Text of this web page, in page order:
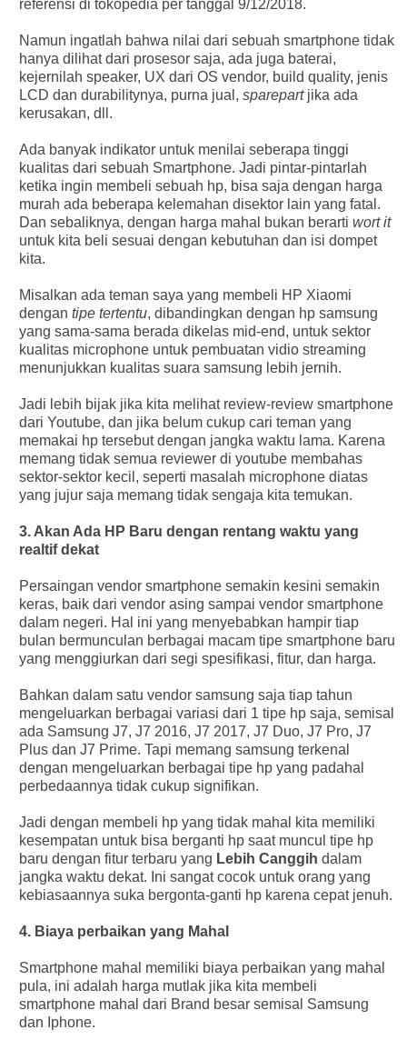
referensi di tokopedia per tanggal 9/12/2018.
Namun ingatlah bahwa nilai dari sebuah smartphone tidak
hanya dilihat dari prosesor saja, ada juga baterai,
kejernilah speaker, UX dari OS vendor, build quality, jenis
LCD dan durabilitynya, purna jual, sparepartjika ada
kerusakan, dll.
Ada banyak indikator untuk menilai seberapa tinggi
kualitas dari sebuah Smartphone. Jadi pintar-pintarlah
ketika ingin membeli sebuah hp, bisa saja dengan harga
murah ada beberapa kelemahan disektor lain yang fatal.
Dan sebaliknya, dengan harga mahal bukan berarti wort it
untuk kita beli sesuai dengan kebutuhan dan isi dompet
kita.
Misalkan ada teman saya yang membeli HP Xiaomi
dengan tipe tertentu, dibandingkan dengan hp samsung
yang sama-sama berada dikelas mid-end, untuk sektor
kualitas microphone untuk pembuatan vidio streaming
menunjukkan kualitas suara samsung lebih jernih.
Jadi lebih bijak jika kita melihat review-review smartphone
dari Youtube, dan jika belum cukup cari teman yang
memakai hp tersebut dengan jangka waktu lama. Karena
memang tidak semua reviewer di youtube membahas
sektor-sektor kecil, seperti masalah microphone diatas
yang jujur saja memang tidak sengaja kita temukan.
3. Akan Ada HP Baru dengan rentang waktu yang
realtif dekat
Persaingan vendor smartphone semakin kesini semakin
keras, baik dari vendor asing sampai vendor smartphone
dalam negeri. Hal ini yang menyebabkan hampir tiap
bulan bermunculan berbagai macam tipe smartphone baru
yang menggiurkan dari segi spesifikasi, fitur, dan harga.
Bahkan dalam satu vendor samsung saja tiap tahun
mengeluarkan berbagai variasi dari 1 tipe hp saja, semisal
ada Samsung J7, J7 2016, J7 2017, J7 Duo, J7 Pro, J7
Plus dan J7 Prime. Tapi memang samsung terkenal
dengan mengeluarkan berbagai tipe hp yang padahal
perbedaannya tidak cukup signifikan.
Jadi dengan membeli hp yang tidak mahal kita memiliki
kesempatan untuk bisa berganti hp saat muncul tipe hp
baru dengan fitur terbaru yang Lebih Canggih dalam
jangka waktu dekat. Ini sangat cocok untuk orang yang
kebiasaannya suka bergonta-ganti hp karena cepat jenuh.
4. Biaya perbaikan yang Mahal
Smartphone mahal memiliki biaya perbaikan yang mahal
pula, ini adalah harga mutlak jika kita membeli
smartphone mahal dari Brand besar semisal Samsung
dan Iphone.